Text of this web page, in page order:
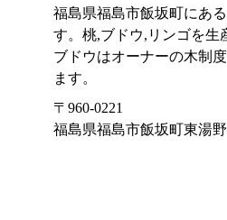
福島県福島市飯坂町にあ
す。桃,ブドウ,リンゴを生
ブドウはオーナーの木制
ます。
〒960-0221
福島県福島市飯坂町東湯